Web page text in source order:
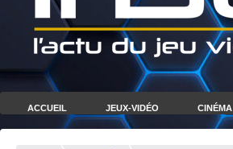
ACCUEIL JEUX-VIDÉO CINÉMA